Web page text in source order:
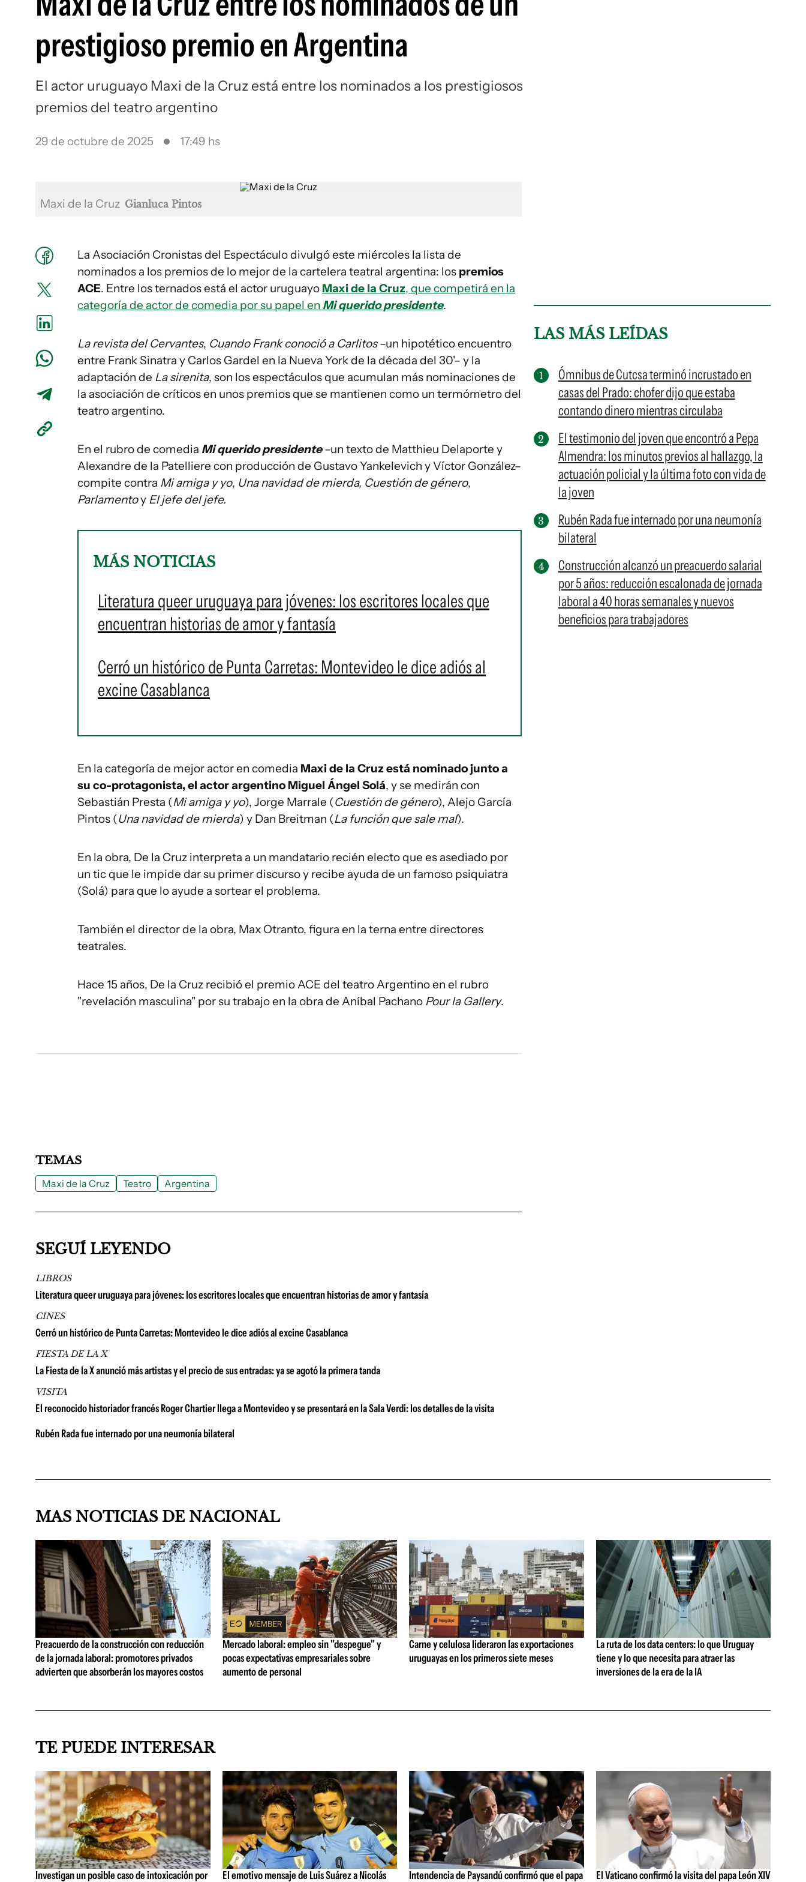
prestigioso premio en Argentina
El actor uruguayo Maxi de la Cruz está entre los nominados a los prestigiosos
premios del teatro argentino
29 de octubre de 2025 17:49 hs
Maxi de la Cruz Gianluca Pintos
La Asociación Cronistas del Espectáculo divulgó este miércoles la lista de
nominados a los premios de lo mejor de la cartelera teatral argentina: los premios
ACE. Entre los ternados está el actor uruguayo Maxi de la Cruz, que competirá en la
categoría de actor de comedia por su papel en Mi querido presidente.
La revista del Cervantes, Cuando Frank conoció a Carlitos–un hipotético encuentro
entre Frank Sinatra y Carlos Gardel en la Nueva York de la década del 30'– y la
adaptación de La sirenita, son los espectáculos que acumulan más nominaciones de
la asociación de críticos en unos premios que se mantienen como un termómetro del
teatro argentino.
En el rubro de comedia Mi querido presidente–un texto de Matthieu Delaporte y
Alexandre de la Patelliere con producción de Gustavo Yankelevich y Víctor González–
compite contra Mi amiga y yo, Una navidad de mierda, Cuestión de género,
Parlamentoy El jefe del jefe.
MÁS NOTICIAS
Literatura queer uruguaya para jóvenes: los escritores locales que
encuentran historias de amor y fantasía
Cerró un histórico de Punta Carretas: Montevideo le dice adiós al
excine Casablanca
En la categoría de mejor actor en comedia Maxi de la Cruz está nominado junto a
su co-protagonista, el actor argentino Miguel Ángel Solá, y se medirán con
Sebastián Presta (Mi amiga y yo), Jorge Marrale (Cuestión de género), Alejo García
Pintos (Una navidad de mierda) y Dan Breitman (La función que sale mal).
En la obra, De la Cruz interpreta a un mandatario recién electo que es asediado por
un tic que le impide dar su primer discurso y recibe ayuda de un famoso psiquiatra
(Solá) para que lo ayude a sortear el problema.
También el director de la obra, Max Otranto, figura en la terna entre directores
teatrales.
Hace 15 años, De la Cruz recibió el premio ACE del teatro Argentino en el rubro
"revelación masculina" por su trabajo en la obra de Aníbal Pachano Pour la Gallery.
LAS MÁS LEÍDAS
Ómnibus de Cutcsa terminó incrustado en
casas del Prado: chofer dijo que estaba
contando dinero mientras circulaba
El testimonio del joven que encontró a Pepa
Almendra: los minutos previos al hallazgo, la
actuación policial y la última foto con vida de
la joven
Rubén Rada fue internado por una neumonía
bilateral
Construcción alcanzó un preacuerdo salarial
por 5 años: reducción escalonada de jornada
laboral a 40 horas semanales y nuevos
beneficios para trabajadores
TEMAS
Maxi de la Cruz Teatro Argentina
SEGUÍ LEYENDO
LIBROS
Literatura queer uruguaya para jóvenes: los escritores locales que encuentran historias de amor y fantasía
CINES
Cerró un histórico de Punta Carretas: Montevideo le dice adiós al excine Casablanca
FIESTA DE LA X
La Fiesta de la X anunció más artistas y el precio de sus entradas: ya se agotó la primera tanda
VISITA
El reconocido historiador francés Roger Chartier llega a Montevideo y se presentará en la Sala Verdi: los detalles de la visita
Rubén Rada fue internado por una neumonía bilateral
MAS NOTICIAS DE NACIONAL
Preacuerdo de la construcción con reducción
de la jornada laboral: promotores privados
advierten que absorberán los mayores costos
Mercado laboral: empleo sin "despegue" y
pocas expectativas empresariales sobre
aumento de personal
Carne y celulosa lideraron las exportaciones
uruguayas en los primeros siete meses
La ruta de los data centers: lo que Uruguay
tiene y lo que necesita para atraer las
inversiones de la era de la IA
TE PUEDE INTERESAR
Investigan un posible caso de intoxicación por El emotivo mensaje de Luis Suárez a Nicolás Intendencia de Paysandú confirmó que el papa El Vaticano confirmó la visita del papa León XIV